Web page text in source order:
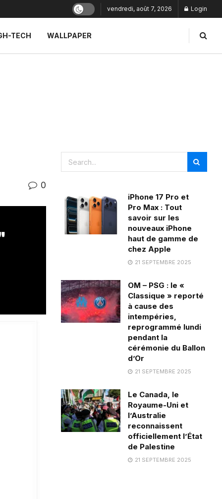
vendredi, août 7, 2026 Login
TECH WALLPAPER
0
iPhone 17 Pro et
Pro Max : Tout
savoir sur les
nouveaux iPhone
haut de gamme de
chez Apple
21 SEPTEMBRE 2025
OM – PSG : le «
Classique » reporté
à cause des
intempéries,
reprogrammé lundi
pendant la
cérémonie du Ballon
d’Or
21 SEPTEMBRE 2025
Le Canada, le
Royaume-Uni et
l’Australie
reconnaissent
officiellement l’État
de Palestine
21 SEPTEMBRE 2025